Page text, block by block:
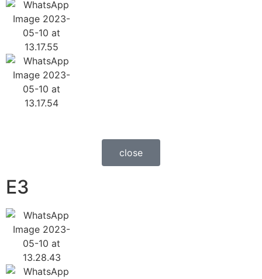
close
E3